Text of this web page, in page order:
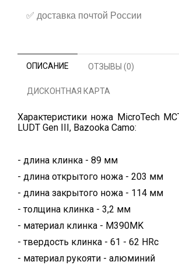
✅ доставка почтой России
ОПИСАНИЕ ОТЗЫВЫ (0)
ДИСКОНТНАЯ КАРТА
Характеристики ножа MicroTech
LUDT Gen III, Bazooka Camo:
- длина клинка - 89 мм
- длина открытого ножа - 203 мм
- длина закрытого ножа - 114 мм
- толщина клинка - 3,2 мм
- материал клинка - M390MK
- твердость клинка - 61 - 62 HRc
- материал рукояти - алюминий